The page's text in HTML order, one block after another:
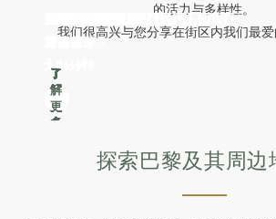
的活力与多样性。
我们很高兴与您分享在街区内我们最爱
法国菜
1分钟
了
解
更
多
法国菜
2分钟
了
解
更
多
希腊餐外卖
2分钟
了
解
更
多
面包店
2分钟
了
解
更
多
法国菜
3分钟
了
解
更
多
意大利菜
4分钟
了
解
更
多
BOULANGERIE LÉONIE
面包店
4分钟
了
解
更
多
LE PANTRUCHE
法国菜
5分钟
了
解
更
多
法国菜
5分钟
了
解
更
多
意大利菜
6分钟
了
解
更
多
CAILLEBOTTE
法国菜
9分钟
了
解
更
多
THE CRYING TIGER
泰国菜
6分钟
了
解
更
多
日本料理
12分钟
了
解
更
多
FAUBOURG DAIMANT
素食
15分钟
了
解
更
多
探索巴黎及其周边